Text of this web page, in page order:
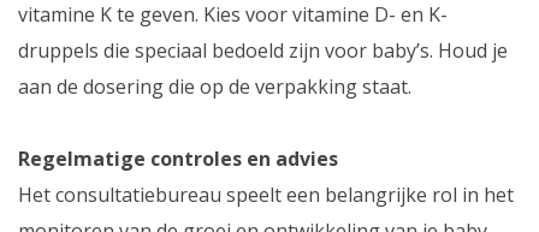
vitamine K te geven. Kies voor vitamine D- en K-
druppels die speciaal bedoeld zijn voor baby’s. Houd je
aan de dosering die op de verpakking staat.
Regelmatige controles en advies
Het consultatiebureau speelt een belangrijke rol in het